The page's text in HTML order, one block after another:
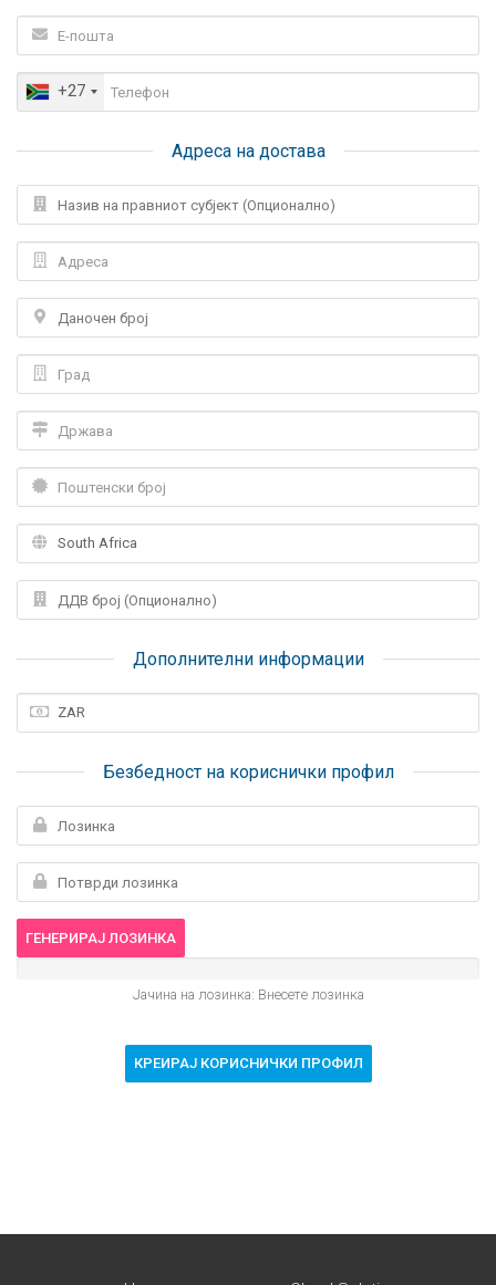
+27
Адреса на достава
Дополнителни информации
Безбедност на кориснички профил
ГЕНЕРИРАЈ ЛОЗИНКА
Јачина на лозинка: Внесете лозинка